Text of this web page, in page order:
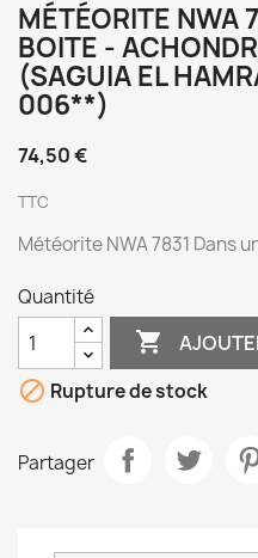
MÉTÉORITE NWA
BOITE -
(SAGUIA EL
006**)
74,50 €
TTC
Météorite NWA 7831 Dans
Quantité

 Rupture de stock
Partager